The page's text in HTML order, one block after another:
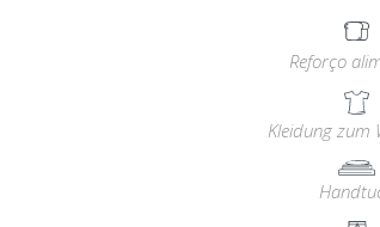
Reforço
Kleidung zum